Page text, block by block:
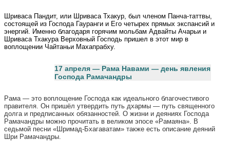
Шриваса Пандит, или Шриваса Тхакур, был членом Панча-таттвы,
состоящей из Господа Гауранги и Его четырех прямых экспансий и
энергий. Именно благодаря горячим мольбам Адвайты Ачарьи и
Шриваса Тхакура Верховный Господь пришел в этот мир в
воплощении Чайтаньи Махапрабху.
17 апреля — Рама Навами — день явления
Господа Рамачандры
Рама — это воплощение Господа как идеального благочестивого
правителя. Он пришёл утвердить путь дхармы — путь священного
долга и предписанных обязанностей. О жизни и деяниях Господа
Рамачандры можно прочитать в великом эпосе «Рамаяна». В
седьмой песни «Шримад-Бхагаватам» также есть описание деяний
Шри Рамачандры.